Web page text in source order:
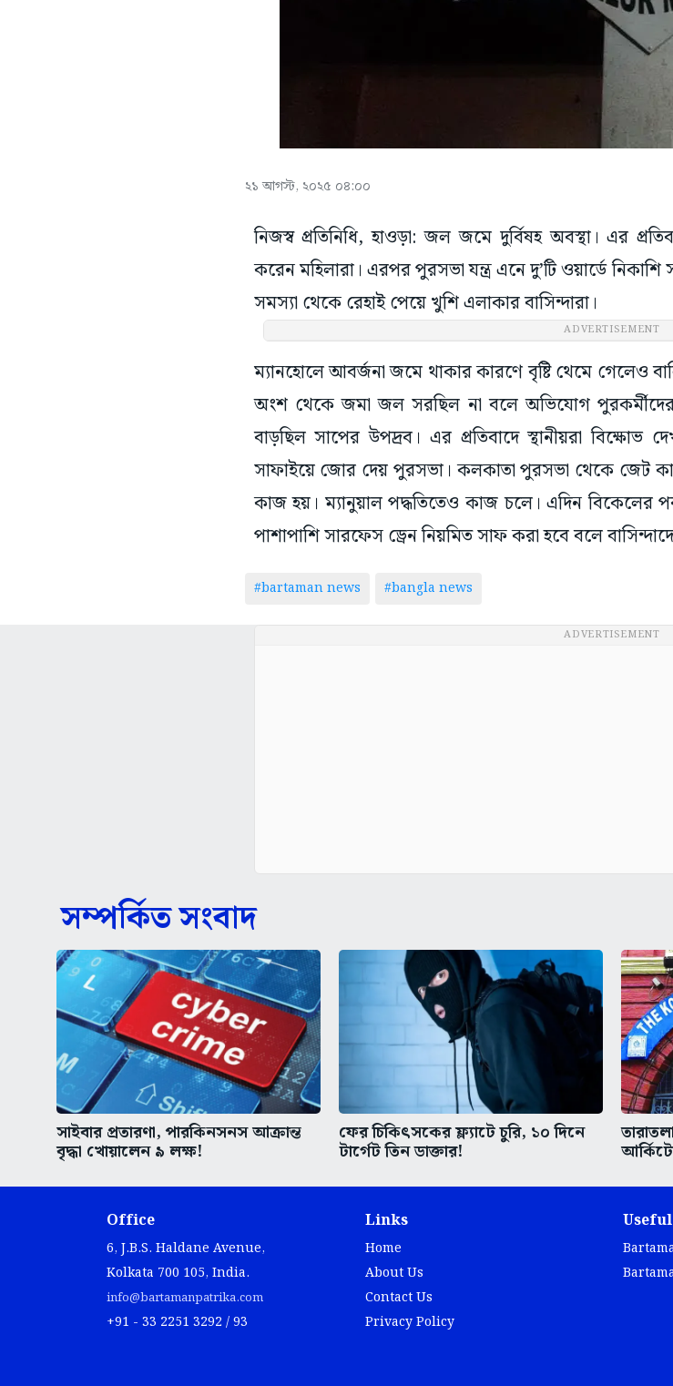
২১ আগস্ট, ২০২৫ ০৪:০০
নিজস্ব প্রতিনিধি, হাওড়া: জল জমে দুর্বিষহ অবস্থা। এর
করেন মহিলারা। এরপর পুরসভা যন্ত্র এনে দু’টি ওয়ার্ডে
সমস্যা থেকে রেহাই পেয়ে খুশি এলাকার বাসিন্দারা।
ADVERTISEMENT
ম্যানহোলে আবর্জনা জমে থাকার কারণে বৃষ্টি থেমে গেলেও
অংশ থেকে জমা জল সরছিল না বলে অভিযোগ
বাড়ছিল সাপের উপদ্রব। এর প্রতিবাদে স্থানীয়রা বিক্ষোভ
সাফাইয়ে জোর দেয় পুরসভা। কলকাতা পুরসভা থেকে জেট
কাজ হয়। ম্যানুয়াল পদ্ধতিতেও কাজ চলে। এদিন বিকেলের
পাশাপাশি সারফেস ড্রেন নিয়মিত সাফ করা হবে বলে
#bartaman news #bangla news
ADVERTISEMENT
সম্পর্কিত সংবাদ
সাইবার প্রতারণা, পারকিনসনস আক্রান্ত
বৃদ্ধা খোয়ালেন ৯ লক্ষ!
ফের চিকিৎসকের ফ্ল্যাটে চুরি, ১০ দিনে
টার্গেট তিন ডাক্তার!
Office
6, J.B.S. Haldane Avenue,
Kolkata 700 105, India.
info@bartamanpatrika.com
+91 - 33 2251 3292 / 93
Links
Home
About Us
Contact Us
Privacy Policy